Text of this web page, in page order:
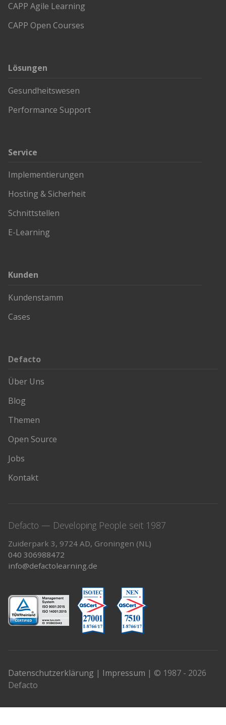
CAPP Agile Learning
CAPP Open Courses
Lösungen
Gesundheitswesen
Performance Support
Service
Implementierungen
Hosting & Sicherheit
Schnittstellen
E-Learning
Kunden
Kundenstamm
Cases
Defacto
Über Uns
Blog
Themen
Open Source
Jobs
Kontakt
Defacto — Developing People seit 1987
Zuiderpark 3, 9724 AD, Groningen (NL)
040 306988472
info@defactolearning.de
Datenschutzerklärung | Impressum | © 1987 - 2026
Defacto